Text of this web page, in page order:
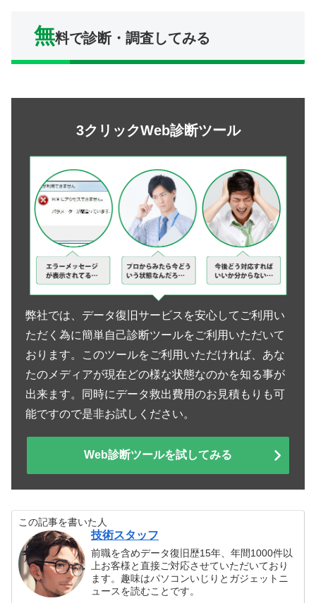
無料で診断・調査してみる
3クリックWeb診断ツール
弊社では、データ復旧サービスを安心してご利用い
ただく為に簡単自己診断ツールをご利用いただいて
おります。このツールをご利用いただければ、あな
たのメディアが現在どの様な状態なのかを知る事が
出来ます。同時にデータ救出費用のお見積もりも可
能ですので是非お試しください。
Web診断ツールを試してみる
この記事を書いた人
技術スタッフ
前職を含めデータ復旧歴15年、年間1000件以
上お客様と直接ご対応させていただいており
ます。趣味はパソコンいじりとガジェットニ
ュースを読むことです。